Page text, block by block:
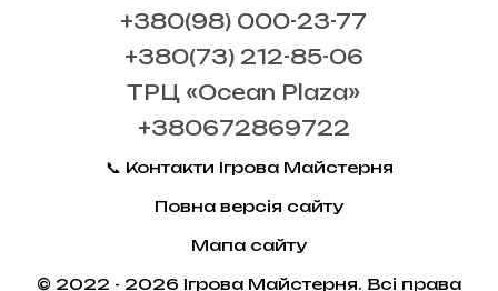
+380(98) 000-23-77
+380(73) 212-85-06
ТРЦ «Ocean Plaza»
+380672869722
📞 Контакти Ігрова Майстерня
Повна версія сайту
Мапа сайту
© 2022 - 2026 Ігрова Майстерня. Всі права